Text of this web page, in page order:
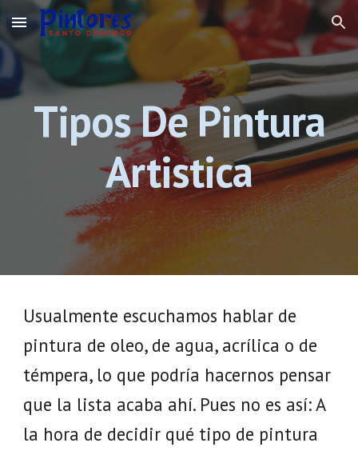
Skip to main content Skip to navigation
Tipos De Pintura
Artistica
Usualmente escuchamos hablar de
pintura de oleo, de agua, acrílica o de
témpera, lo que podría hacernos pensar
que la lista acaba ahí. Pues no es así: A
la hora de decidir qué tipo de pintura